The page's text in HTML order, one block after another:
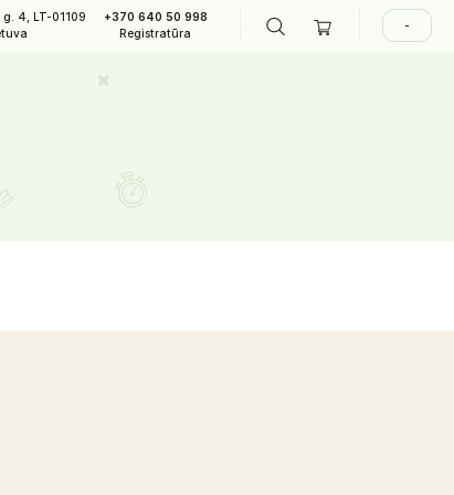
A. Tumėno g. 4, LT-01109
Vilnius, Lietuva
+370 640 50 998
Registratūra